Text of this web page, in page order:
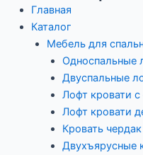
Главная
Каталог
Мебель для
Односпальные
Двуспальные
Лофт кровати
Лофт кровати
Кровать
Двухъярусные